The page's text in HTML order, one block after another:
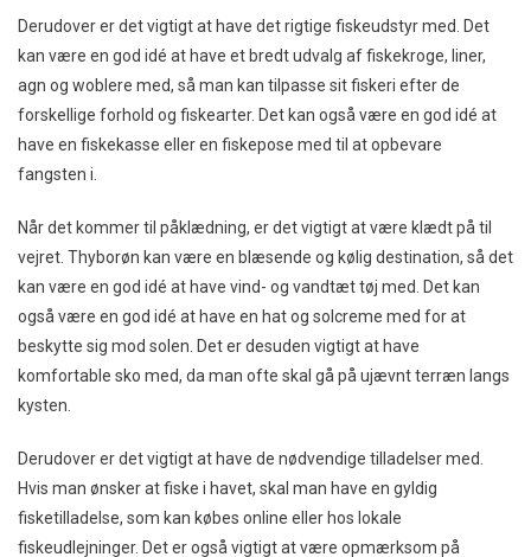
Derudover er det vigtigt at have det rigtige fiskeudstyr med. Det
kan være en god idé at have et bredt udvalg af fiskekroge, liner,
agn og woblere med, så man kan tilpasse sit fiskeri efter de
forskellige forhold og fiskearter. Det kan også være en god idé at
have en fiskekasse eller en fiskepose med til at opbevare
fangsten i.
Når det kommer til påklædning, er det vigtigt at være klædt på til
vejret. Thyborøn kan være en blæsende og kølig destination, så det
kan være en god idé at have vind- og vandtæt tøj med. Det kan
også være en god idé at have en hat og solcreme med for at
beskytte sig mod solen. Det er desuden vigtigt at have
komfortable sko med, da man ofte skal gå på ujævnt terræn langs
kysten.
Derudover er det vigtigt at have de nødvendige tilladelser med.
Hvis man ønsker at fiske i havet, skal man have en gyldig
fisketilladelse, som kan købes online eller hos lokale
fiskeudlejninger. Det er også vigtigt at være opmærksom på